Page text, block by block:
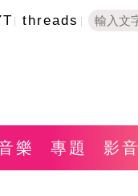
threads
樂 專題 影音